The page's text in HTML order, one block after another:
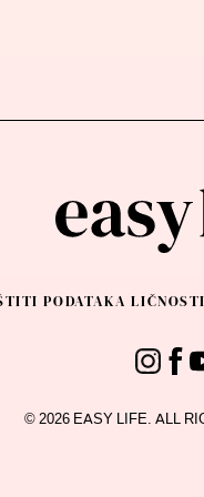
PODATAKA LIČNOSTI
© 2026 EASY LIFE. ALL